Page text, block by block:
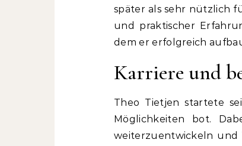
später als sehr nützlich
und praktischer
dem er erfolgreich
Karriere und
Theo Tietjen startete
Möglichkeiten bot.
weiterzuentwickeln